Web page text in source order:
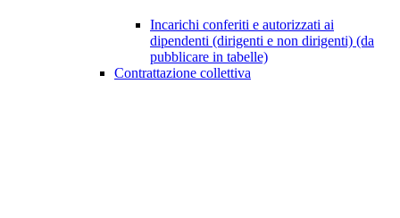
Incarichi conferiti e autorizzati ai
dipendenti (dirigenti e non dirigenti) (da
pubblicare in tabelle)
Contrattazione collettiva